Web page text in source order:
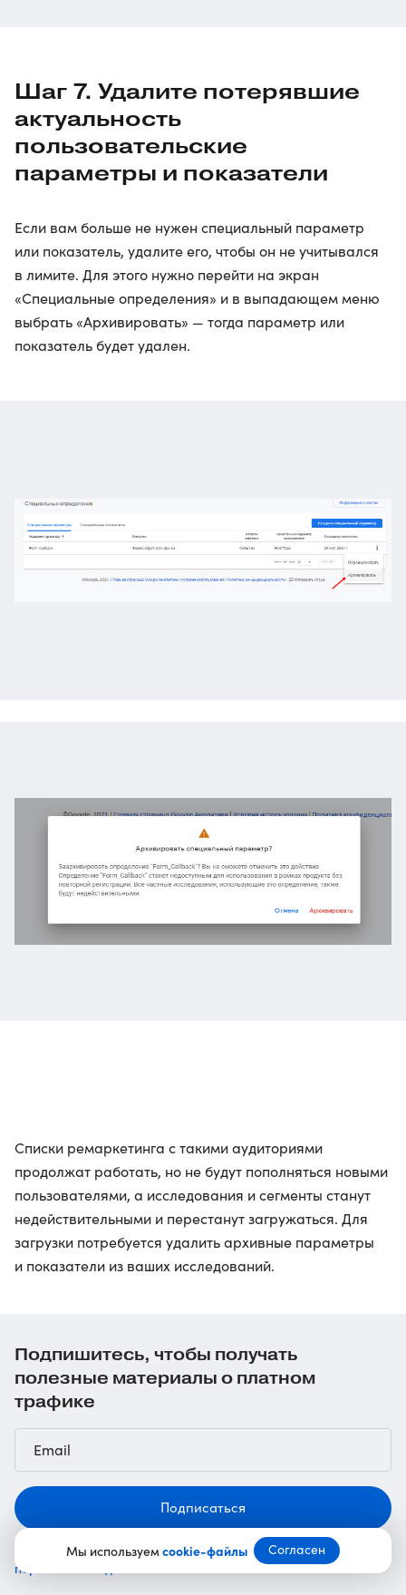
Мы используемcookie-файлы Согласен
Шаг 7. Удалите потерявшие
актуальность
пользовательские
параметры и показатели
Если вам больше не нужен специальный параметр
или показатель, удалите его, чтобы он не учитывался
в лимите. Для этого нужно перейти на экран
«Специальные определения» и в выпадающем меню
выбрать «Архивировать» — тогда параметр или
показатель будет удален.
Списки ремаркетинга с такими аудиториями
продолжат работать, но не будут пополняться новыми
пользователями, а исследования и сегменты станут
недействительными и перестанут загружаться. Для
загрузки потребуется удалить архивные параметры
и показатели из ваших исследований.
Подпишитесь, чтобы получать
полезные материалы о платном
трафике
Подписаться
Нажимая кнопку, вы даете согласие наобработку
персональных данных